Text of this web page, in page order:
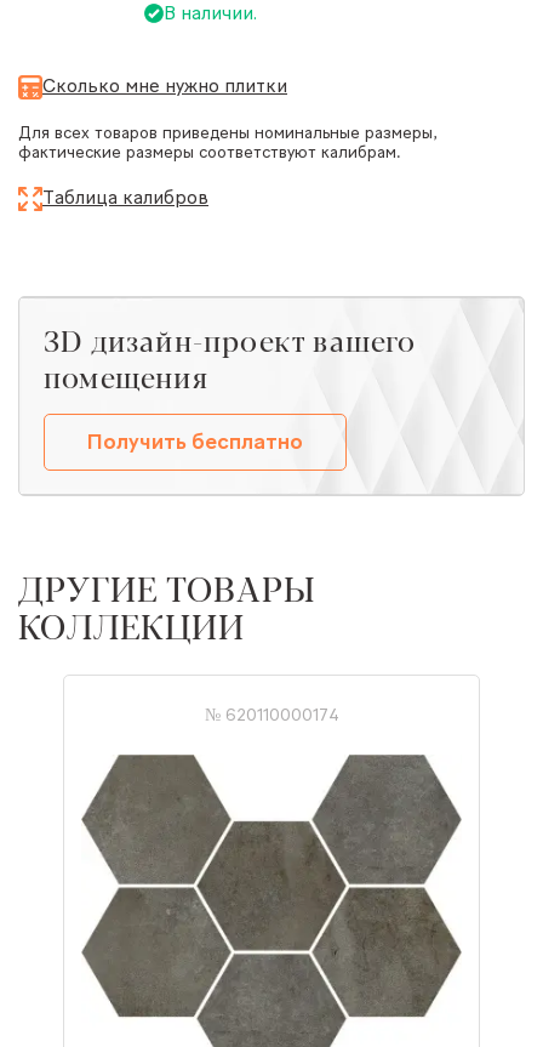
В наличии.
Сколько мне нужно плитки
Для всех товаров приведены номинальные размеры,
фактические размеры соответствуют калибрам.
Таблица калибров
ЗD дизайн-проект вашего
помещения
Получить бесплатно
ДРУГИЕ ТОВАРЫ
КОЛЛЕКЦИИ
№ 620110000174